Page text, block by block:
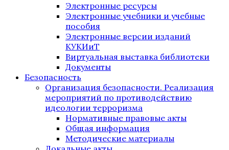
Электронные ресурсы
Электронные учебники и учебные
пособия
Электронные версии изданий
КУКИиТ
Виртуальная выставка библиотеки
Документы
Безопасность
Организация безопасности. Реализация
мероприятий по противодействию
идеологии терроризма
Нормативные правовые акты
Общая информация
Методические материалы